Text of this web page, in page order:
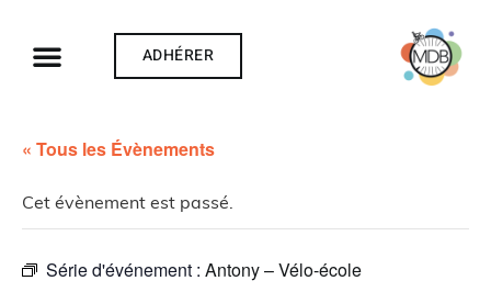
ADHÉRER
« Tous les Évènements
Cet évènement est passé.
Série d'événement : Antony – Vélo-école